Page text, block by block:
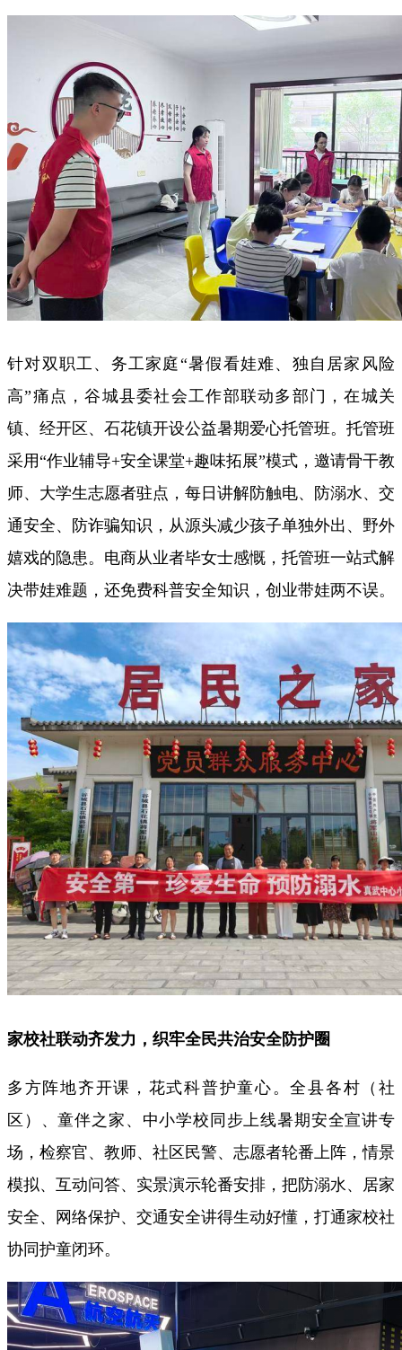
针对双职工、务工家庭“暑假看娃难、独自居家风险
高”痛点，谷城县委社会工作部联动多部门，在城关
镇、经开区、石花镇开设公益暑期爱心托管班。托管班
采用“作业辅导+安全课堂+趣味拓展”模式，邀请骨干教
师、大学生志愿者驻点，每日讲解防触电、防溺水、交
通安全、防诈骗知识，从源头减少孩子单独外出、野外
嬉戏的隐患。电商从业者毕女士感慨，托管班一站式解
决带娃难题，还免费科普安全知识，创业带娃两不误。
家校社联动齐发力，织牢全民共治安全防护圈
多方阵地齐开课，花式科普护童心。全县各村（社
区）、童伴之家、中小学校同步上线暑期安全宣讲专
场，检察官、教师、社区民警、志愿者轮番上阵，情景
模拟、互动问答、实景演示轮番安排，把防溺水、居家
安全、网络保护、交通安全讲得生动好懂，打通家校社
协同护童闭环。